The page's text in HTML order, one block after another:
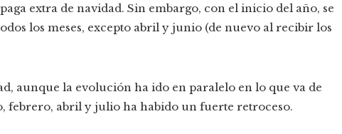
extra de navidad. Sin embargo, con el inicio del año, se
los meses, excepto abril y junio (de nuevo al recibir los
aunque la evolución ha ido en paralelo en lo que va de
febrero, abril y julio ha habido un fuerte retroceso.